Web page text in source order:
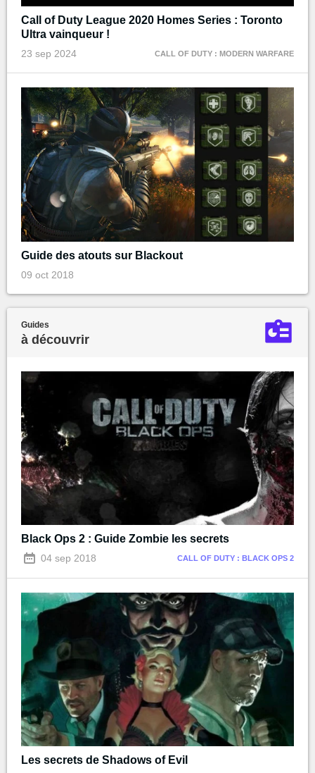
Call of Duty League 2020 Homes Series : Toronto
Ultra vainqueur !
23 sep 2024 CALL OF DUTY : MODERN WARFARE
Guide des atouts sur Blackout
09 oct 2018
Guides
à découvrir
Black Ops 2 : Guide Zombie les secrets
04 sep 2018 CALL OF DUTY : BLACK OPS 2
Les secrets de Shadows of Evil